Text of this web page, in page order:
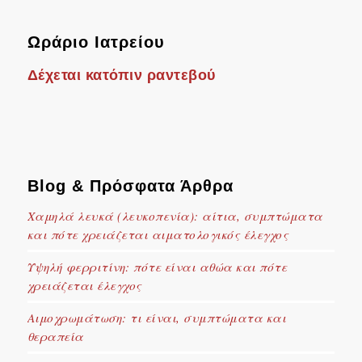
Ωράριο Ιατρείου
Δέχεται κατόπιν ραντεβού
Blog & Πρόσφατα Άρθρα
Χαμηλά λευκά (λευκοπενία): αίτια, συμπτώματα
και πότε χρειάζεται αιματολογικός έλεγχος
Υψηλή φερριτίνη: πότε είναι αθώα και πότε
χρειάζεται έλεγχος
Αιμοχρωμάτωση: τι είναι, συμπτώματα και
θεραπεία